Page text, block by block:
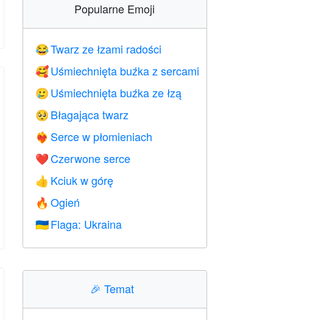
Popularne Emoji
😂Twarz ze łzami radości
🥰 Uśmiechnięta buźka z sercami
🥲 Uśmiechnięta buźka ze łzą
🥺 Błagająca twarz
❤️‍🔥 Serce w płomieniach
❤️ Czerwone serce
👍 Kciuk w górę
🔥 Ogień
🇺🇦 Flaga: Ukraina
🎉 Temat